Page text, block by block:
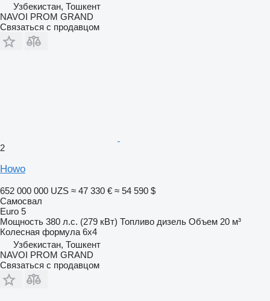
Узбекистан, Тошкент
NAVOI PROM GRAND
Связаться с продавцом
2
Howo
652 000 000 UZS ≈ 47 330 € ≈ 54 590 $
Самосвал
Euro 5
Мощность 380 л.с. (279 кВт) Топливо дизель Объем 20 м³
Колесная формула 6x4
Узбекистан, Тошкент
NAVOI PROM GRAND
Связаться с продавцом